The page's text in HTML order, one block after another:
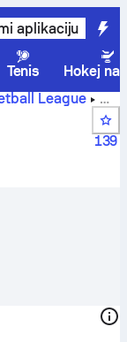
aplikaciju
Tenis
Hokej na
League
139